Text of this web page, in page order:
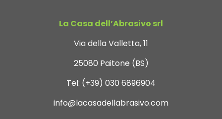
La Casa dell’Abrasivo srl
Via della Valletta, 11
25080 Paitone (BS)
Tel: (+39) 030 6896904
info@lacasadellabrasivo.com